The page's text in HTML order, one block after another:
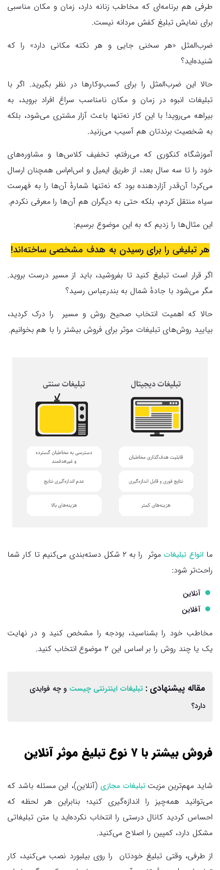
طرفی هم برنامه‌ای که مخاطب زنانه دارد، زمان و مکان مناسبی
برای نمایش تبلیغ کفش مردانه نیست.
ضرب‌المثل «هر سخنی جایی و هر نکته مکانی دارد» را که
شنیده‌اید؟
حالا این ضرب‌المثل را برای کسب‌وکارها در نظر بگیرید. اگر با
تبلیغات انبوه در زمان و مکان نامناسب سراغ افراد بروید، به
بیراهه می‌روید! با این کار نه‌تنها باعث آزار مشتری می‌شود، بلکه
به شخصیت برندتان هم آسیب می‌زنید.
آموزشگاه کنکوری که می‌رفتم، تخفیف کلاس‌ها و مشاوره‌های
خود را تا سه سال بعد، از طریق ایمیل و اس‌ام‌اس همچنان ارسال
می‌کرد! آن‌قدر آزاردهنده بود که نه‌تنها شمارهٔ آن‌ها را به فهرست
سیاه منتقل کردم، بلکه حتی به دیگران هم آن‌ها را معرفی نکردم.
این مثال‌ها را زدیم که به این موضوع برسیم:
هر تبلیغی را برای رسیدن به هدف مشخصی ساخته‌اند!
اگر قرار است تبلیغ کنید تا بفروشید، باید از مسیر درست بروید.
مگر می‌شود با جادهٔ شمال به بندرعباس رسید؟
حالا که اهمیت انتخاب صحیح روش و مسیر را درک کردید،
بیایید روش‌های تبلیغات موثر برای فروش بیشتر را با هم بخوانیم.
ما انواع تبلیغات
موثر را به ۲ شکل دسته‌بندی می‌کنیم تا کار شما
راحت‌تر شود:
آنلاین
آفلاین
مخاطب خود را بشناسید، بودجه را مشخص کنید و در نهایت
یک یا چند روش را بر اساس این ۲ موضوع انتخاب کنید.
مقاله پیشنهادی : تبلیغات اینترنتی چیست و چه فوایدی
دارد؟
فروش بیشتر با ۷ نوع تبلیغ موثر آنلاین
شاید مهم‌ترین مزیتتبلیغات مجازی (آنلاین)، این مسئله باشد که
می‌توانید همه‌چیز را اندازه‌گیری کنید؛ بنابراین هر لحظه که
احساس کردید کانال درستی را انتخاب نکرده‌اید یا متن تبلیغاتی
مشکل دارد، کمپین را اصلاح می‌کنید.
از طرفی، وقتی تبلیغ خودتان را روی بیلبورد نصب می‌کنید، کار